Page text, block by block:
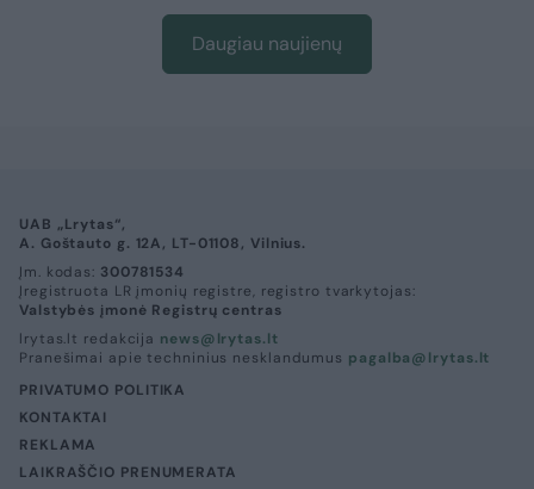
Daugiau naujienų
UAB „Lrytas“,
A. Goštauto g. 12A, LT-01108, Vilnius.
Įm. kodas: 300781534
Įregistruota LR įmonių registre, registro tvarkytojas:
Valstybės įmonė Registrų centras
lrytas.lt redakcija news@lrytas.lt
Pranešimai apie techninius nesklandumus pagalba@lrytas.lt
PRIVATUMO POLITIKA
KONTAKTAI
REKLAMA
LAIKRAŠČIO PRENUMERATA